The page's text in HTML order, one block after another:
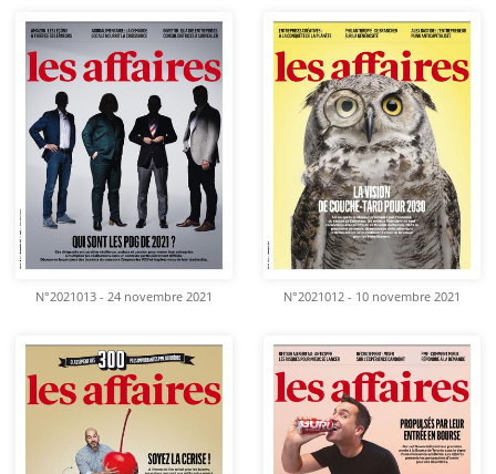
N°2021013 - 24 novembre 2021 N°2021012 - 10 novembre 2021